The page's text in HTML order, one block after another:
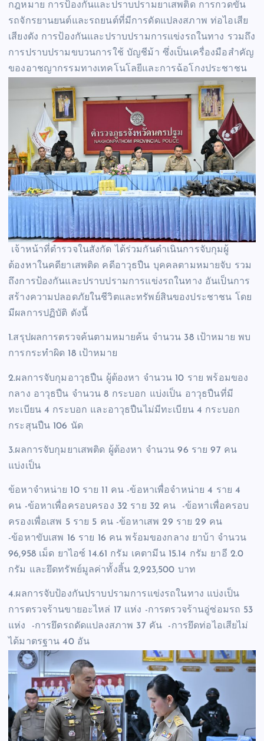
กฎหมาย การป้องกันและปราบปรามยาเสพติด การกวดขัน
รถจักรยานยนต์และรถยนต์ที่มีการดัดแปลงสภาพ ท่อไอเสีย
เสียงดัง การป้องกันและปราบปรามการแข่งรถในทาง รวมถึง
การปราบปรามขบวนการใช้ บัญชีม้า ซึ่งเป็นเครื่องมือสำคัญ
ของอาชญากรรมทางเทคโนโลยีและการฉ้อโกงประชาชน
เจ้าหน้าที่ตำรวจในสังกัด ได้ร่วมกันดำเนินการจับกุมผู้
ต้องหาในคดียาเสพติด คดีอาวุธปืน บุคคลตามหมายจับ รวม
ถึงการป้องกันและปราบปรามการแข่งรถในทาง อันเป็นการ
สร้างความปลอดภัยในชีวิตและทรัพย์สินของประชาชน โดย
มีผลการปฏิบัติ ดังนี้
1.สรุปผลการตรวจค้นตามหมายค้น จำนวน 38 เป้าหมาย พบ
การกระทำผิด 18 เป้าหมาย
2.ผลการจับกุมอาวุธปืน ผู้ต้องหา จำนวน 10 ราย พร้อมของ
กลาง อาวุธปืน จำนวน 8 กระบอก แบ่งเป็น อาวุธปืนที่มี
ทะเบียน 4 กระบอก และอาวุธปืนไม่มีทะเบียน 4 กระบอก
กระสุนปืน 106 นัด
3.ผลการจับกุมยาเสพติด ผู้ต้องหา จำนวน 96 ราย 97 คน
แบ่งเป็น
ข้อหาจำหน่าย 10 ราย 11 คน -ข้อหาเพื่อจำหน่าย 4 ราย 4
คน -ข้อหาเพื่อครอบครอง 32 ราย 32 คน -ข้อหาเพื่อครอบ
ครองเพื่อเสพ 5 ราย 5 คน -ข้อหาเสพ 29 ราย 29 คน
-ข้อหาขับเสพ 16 ราย 16 คน พร้อมของกลาง ยาบ้า จำนวน
96,958 เม็ด ยาไอซ์ 14.61 กรัม เคตามีน 15.14 กรัม ยาอี 2.0
กรัม และยึดทรัพย์มูลค่าทั้งสิ้น 2,923,500 บาท
4.ผลการจับป้องกันปราบปรามการแข่งรถในทาง แบ่งเป็น
การตรวจร้านขายอะไหล่ 17 แห่ง -การตรวจร้านอู่ซ่อมรถ 53
แห่ง -การยึดรถดัดแปลงสภาพ 37 คัน -การยึดท่อไอเสียไม่
ได้มาตรฐาน 40 อัน